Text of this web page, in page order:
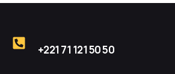
+221 71 121 50 50